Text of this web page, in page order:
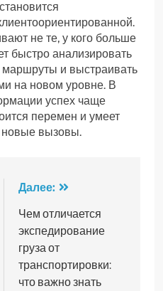
не те, у кого больше
быстро анализировать
и выстраивать
на новом уровне. В
успех чаще
перемен и умеет
новые вызовы.
Далее:
Чем отличается
экспедирование
груза от
транспортировки:
что важно знать